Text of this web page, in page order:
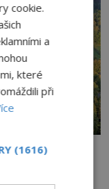
na
cookie.
a
které
při
(1616)